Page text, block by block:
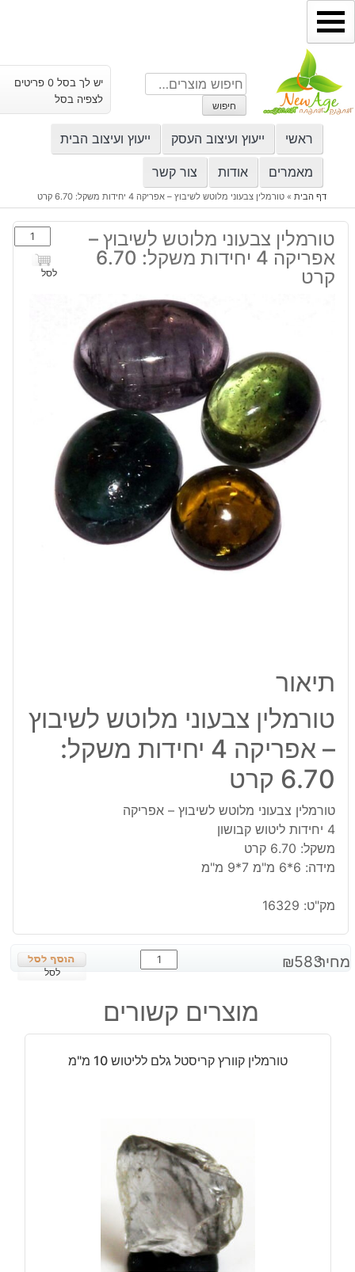
דילוג
לתוכן
חיפוש
עבור:
חיפוש
יש לך בסל 0 פריטים
לצפיה בסל
ראשי ייעוץ ועיצוב העסק ייעוץ ועיצוב הבית
מאמרים אודות צור קשר
דף הבית» טורמלין צבעוני מלוטש לשיבוץ – אפריקה 4 יחידות משקל: 6.70 קרט
טורמלין צבעוני מלוטש לשיבוץ –
אפריקה 4 יחידות משקל: 6.70
קרט
כמות
של
טורמלין
לסל
תיאור
טורמלין צבעוני מלוטש לשיבוץ
– אפריקה 4 יחידות משקל:
6.70 קרט
טורמלין צבעוני מלוטש לשיבוץ – אפריקה
4 יחידות ליטוש קבושון
משקל: 6.70 קרט
מידה: 6*6 מ"מ 7*9 מ"מ
מק"ט: 16329
מחיר: ₪583
כמות
של
צבעוני
מלוטש
-
משקל:
6.70
קרט
לסל
מוצרים קשורים
טורמלין קוורץ קריסטל גלם לליטוש 10 מ"מ